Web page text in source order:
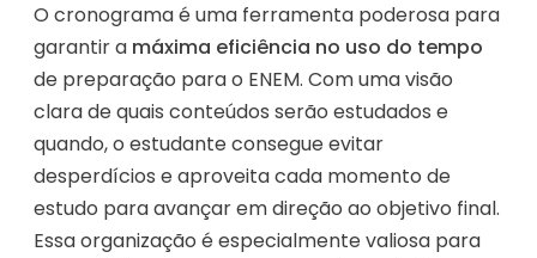
O cronograma é uma ferramenta poderosa para
garantir a máxima eficiência no uso do tempo
de preparação para o ENEM. Com uma visão
clara de quais conteúdos serão estudados e
quando, o estudante consegue evitar
desperdícios e aproveita cada momento de
estudo para avançar em direção ao objetivo final.
Essa organização é especialmente valiosa para